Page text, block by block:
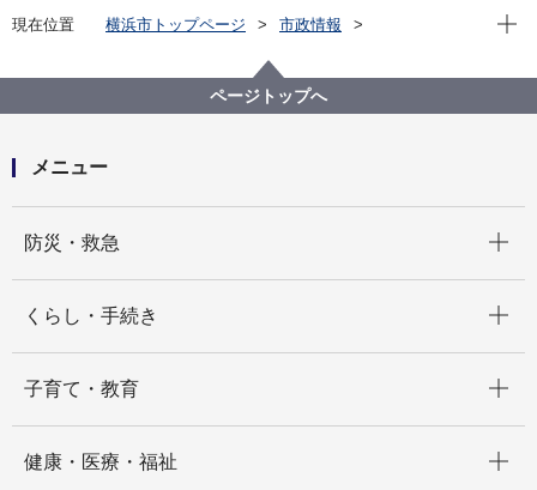
現在位置 横浜市トップページ
市政情報
あかいくつ ×６回目のひな誕祭 バスの降車を日向坂
46の声でご案内！
現在
ページトップへ
メニュー
防災・救急
くらし・手続き
子育て・教育
健康・医療・福祉